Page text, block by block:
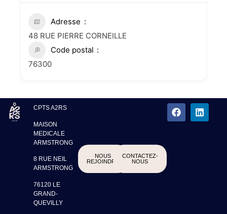
Adresse
48 RUE PIERRE CORNEILLE
Code postal
76300
CPTS A2RS
MAISON
MEDICALE
ARMSTRONG
8 RUE NEIL
ARMSTRONG
76120 LE
GRAND-
QUEVILLY
NOUS
REJOINDRE
CONTACTEZ-
NOUS